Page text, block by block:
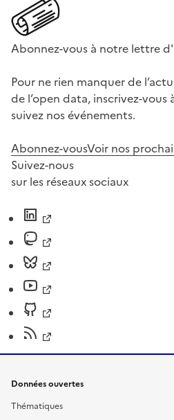
Abonnez-vous à notre lettre
Pour ne rien manquer de
de l’open data, inscrivez-
suivez nos événements.
Abonnez-vousVoir nos
Suivez-nous
sur les réseaux sociaux
Données ouvertes
Thématiques